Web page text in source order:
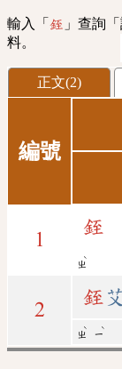
輸入「 銍 」查詢
料。
正文(2)
編號
1
銍
ㄓ
ˋ
2
銍 艾
ㄓ
ˋ
ㄧ
ˋ